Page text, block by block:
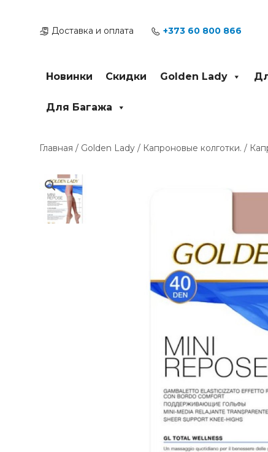
содержимомуДоставка и оплата +373 60 800 866
Новинки Скидки Golden Lady
Для Багажа
Главная / Golden Lady / Капроновые колготки. /